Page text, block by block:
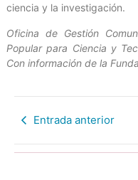
ciencia y la investigación.
Oficina de Gestión
Popular para Ciencia y
Con información de la
Entrada anterior